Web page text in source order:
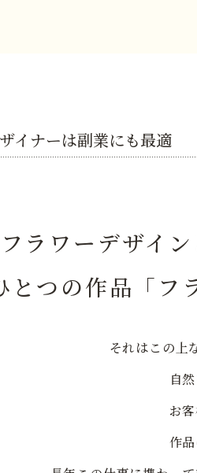
イナーは副業にも最適
フラワーデザイ
とつの作品「フ
それはこの上
自
お
作